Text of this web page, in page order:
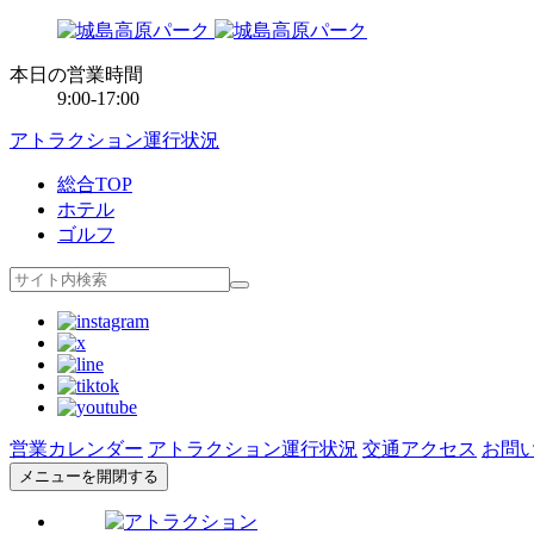
本日の営業時間
9:00-17:00
アトラクション運行状況
総合TOP
ホテル
ゴルフ
営業カレンダー アトラクション運行状況 交通アクセス お問
メニューを開閉する